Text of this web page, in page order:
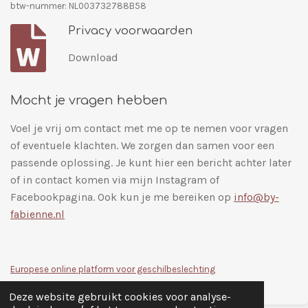
Deze website gebruikt cookies voor analyse-
2
8
1
2
8
5
7
1
4
3
r
r
n n n n
btw-nummer: NL003732788B58
Privacy voorwaarden
Download
Mocht je vragen hebben
Voel je vrij om contact met me op te nemen voor vragen
of eventuele klachten. We zorgen dan samen voor een
passende oplossing. Je kunt hier een bericht achter later
of in contact komen via mijn Instagram of
Facebookpagina. Ook kun je me bereiken op info@by-
fabienne.nl
Europese online platform voor geschilbeslechting